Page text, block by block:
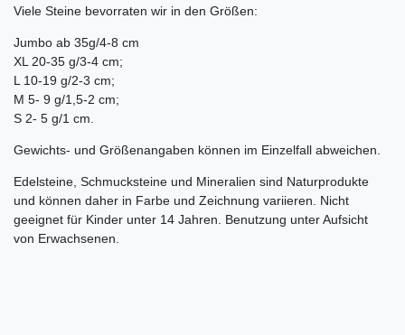
Viele Steine bevorraten wir in den Größen:
Jumbo ab 35g/4-8 cm
XL 20-35 g/3-4 cm;
L 10-19 g/2-3 cm;
M 5- 9 g/1,5-2 cm;
S 2- 5 g/1 cm.
Gewichts- und Größenangaben können im Einzelfall abweichen.
Edelsteine, Schmucksteine und Mineralien sind Naturprodukte
und können daher in Farbe und Zeichnung variieren. Nicht
geeignet für Kinder unter 14 Jahren. Benutzung unter Aufsicht
von Erwachsenen.